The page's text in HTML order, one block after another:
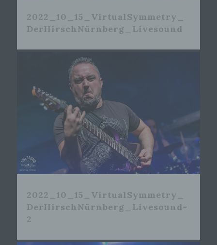
2022_10_15_VirtualSymmetry_
DerHirschNürnberg_Livesound
2022_10_15_VirtualSymmetry_
DerHirschNürnberg_Livesound-
2